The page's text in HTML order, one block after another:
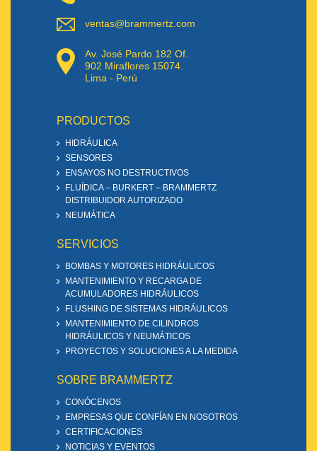
ventas@brammertz.com
Av. José Pardo 182 Of.
902 Miraflores 15074.
Lima - Perú
PRODUCTOS
HIDRÁULICA
SENSORES
ENSAYOS NO DESTRUCTIVOS
FLUÍDICA – BURKERT – BRAMMERTZ
DISTRIBUIDOR AUTORIZADO
NEUMÁTICA
SERVICIOS
BOMBAS Y MOTORES HIDRÁULICOS
MANTENIMIENTO Y RECARGA DE
ACUMULADORES HIDRÁULICOS
FLUSHING DE SISTEMAS HIDRÁULICOS
MANTENIMIENTO DE CILINDROS
HIDRÁULICOS Y NEUMÁTICOS
PROYECTOS Y SOLUCIONES A LA MEDIDA
SOBRE BRAMMERTZ
CONÓCENOS
EMPRESAS QUE CONFÍAN EN NOSOTROS
CERTIFICACIONES
NOTICIAS Y EVENTOS